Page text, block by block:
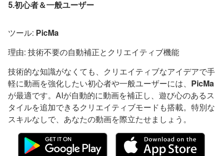
5.初心者＆一般ユーザー
ツール: PicMa
理由: 技術不要の自動補正とクリエイティブ機能
技術的な知識がなくても、クリエイティブなアイデアで手
軽に動画を強化したい初心者や一般ユーザーには、 PicMa
が最適です。AIが自動的に動画を補正し、遊び心のあるス
タイルを追加できるクリエイティブモードも搭載。特別な
スキルなしで、あなたの動画を際立たせましょう。